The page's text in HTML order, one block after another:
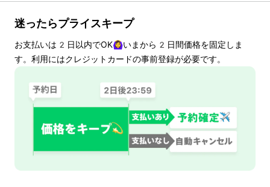
迷ったらプライスキープ
お支払いは 2 日以内でOK🙆‍♀️いまから 2 日間価格を固定しま
す。利用にはクレジットカードの事前登録が必要です。